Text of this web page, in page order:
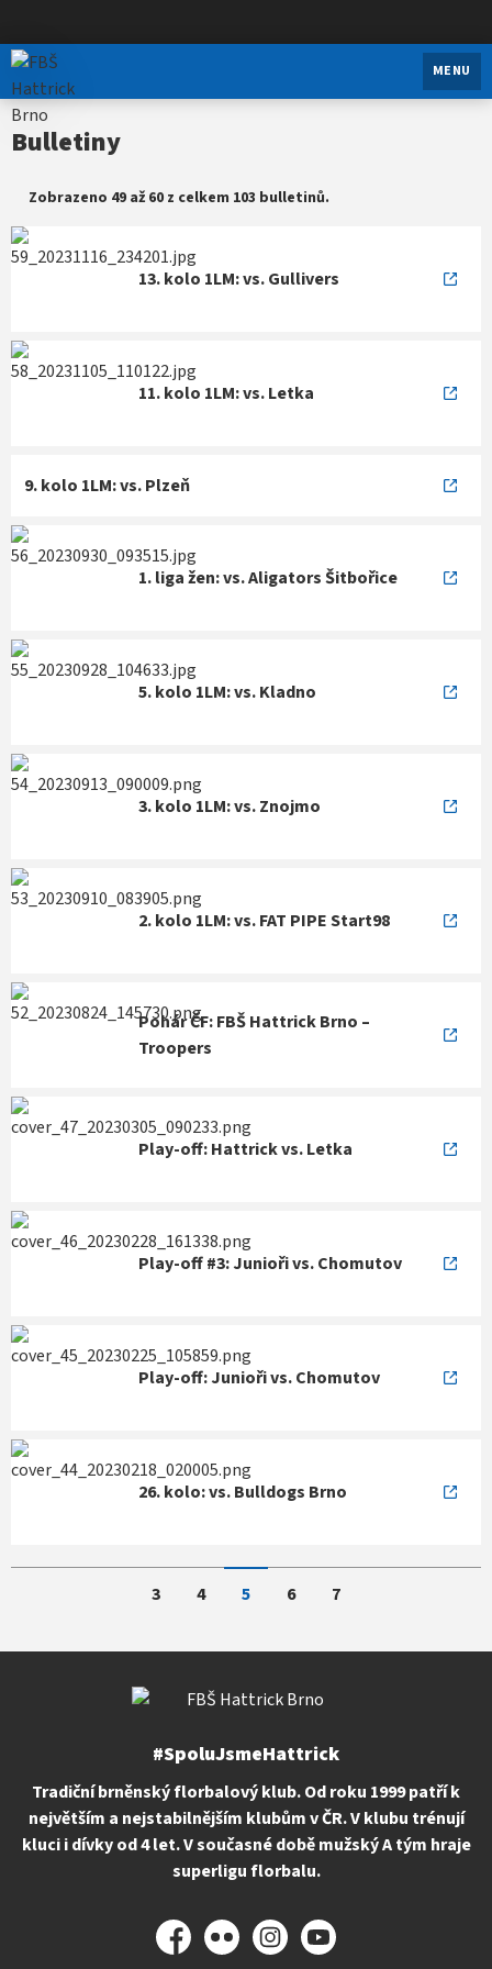
FBŠ Hattrick Brno
MENU
Bulletiny
Zobrazeno 49 až 60 z celkem 103 bulletinů.
13. kolo 1LM: vs. Gullivers
11. kolo 1LM: vs. Letka
9. kolo 1LM: vs. Plzeň
1. liga žen: vs. Aligators Šitbořice
5. kolo 1LM: vs. Kladno
3. kolo 1LM: vs. Znojmo
2. kolo 1LM: vs. FAT PIPE Start98
Pohár ČF: FBŠ Hattrick Brno –
Troopers
Play-off: Hattrick vs. Letka
Play-off #3: Junioři vs. Chomutov
Play-off: Junioři vs. Chomutov
26. kolo: vs. Bulldogs Brno
3 4 5 6 7
#SpoluJsmeHattrick
Tradiční brněnský florbalový klub. Od roku 1999 patří k
největším a nejstabilnějším klubům v ČR. V klubu trénují
kluci i dívky od 4 let. V současné době mužský A tým hraje
superligu florbalu.
Facebook
Flickr Instagram
YouTube